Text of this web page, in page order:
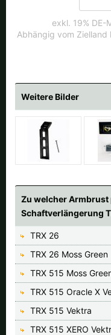
exkl. 19% DE-
Abhängig vom Zielland
Weitere Bilder
Zu welcher Armbrust
Schaftverlängerung
TRX 26
TRX 26 Moss Green
TRX 515 Moss
TRX 515 Oracle X
TRX 515 Vektra
TRX 515 XERO